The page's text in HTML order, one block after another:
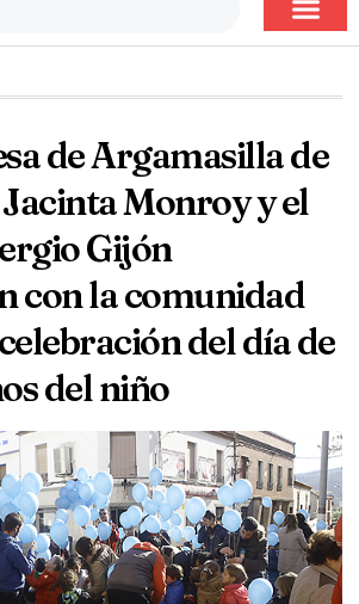
de Argamasilla de
Monroy y el
Gijón
con la comunidad
del día de
del niño